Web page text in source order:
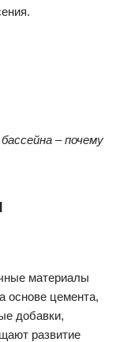
– почему
материалы
основе цемента,
добавки,
развитие